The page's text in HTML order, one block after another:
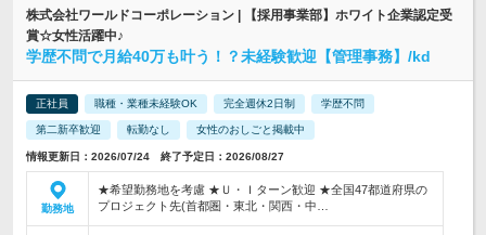
株式会社ワールドコーポレーション | 【採用事業部】ホワイト企業認定受
賞☆女性活躍中♪
学歴不問で月給40万も叶う！？未経験歓迎【管理事務】/kd
正社員 職種・業種未経験OK 完全週休2日制 学歴不問
第二新卒歓迎 転勤なし 女性のおしごと掲載中
情報更新日：2026/07/24 終了予定日：2026/08/27
勤務地
★希望勤務地を考慮 ★Ｕ・Ｉターン歓迎 ★全国47都道府県の
プロジェクト先(首都圏・東北・関西・中…